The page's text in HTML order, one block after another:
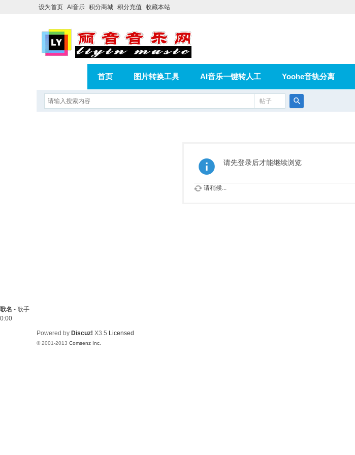
设为首页 AI音乐 积分商城 积分充值 收藏本站
首页 图片转换工具 AI音乐一键转人工 Yoohe音轨分离
在线论坛
帖子
请先登录后才能继续浏览
请稍候...
歌名 - 歌手
0:00
Powered by Discuz! X3.5 Licensed
© 2001-2013 Comsenz Inc.